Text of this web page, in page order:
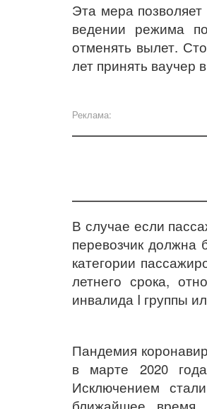
Эта мера
ведении режима
отменять вылет.
лет принять ваучер
Реклама:
В случае если
перевозчик должна
категории
летнего срока,
инвалида I группы
Пандемия
в марте 2020
Исключением